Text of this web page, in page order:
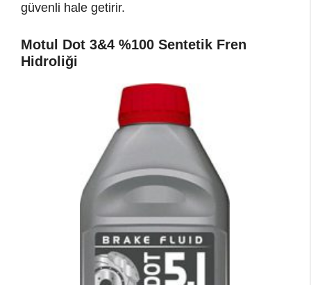
güvenli hale getirir.
Motul Dot 3&4 %100 Sentetik Fren
Hidroliği